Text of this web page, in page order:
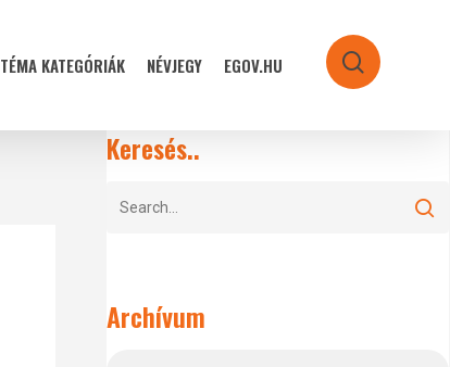
TÉMA KATEGÓRIÁK NÉVJEGY EGOV.HU search
Keresés..
Archívum